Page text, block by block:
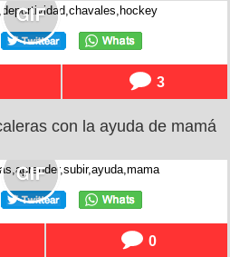
3
con la ayuda de mamá
0